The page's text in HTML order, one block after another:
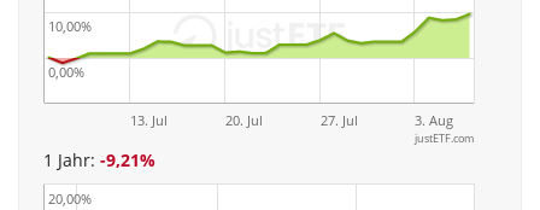
13. Jul 20. Jul 27. Jul 3. Aug
0,00%
10,00%
justETF.com
1 Jahr: -9,21%
20,00%